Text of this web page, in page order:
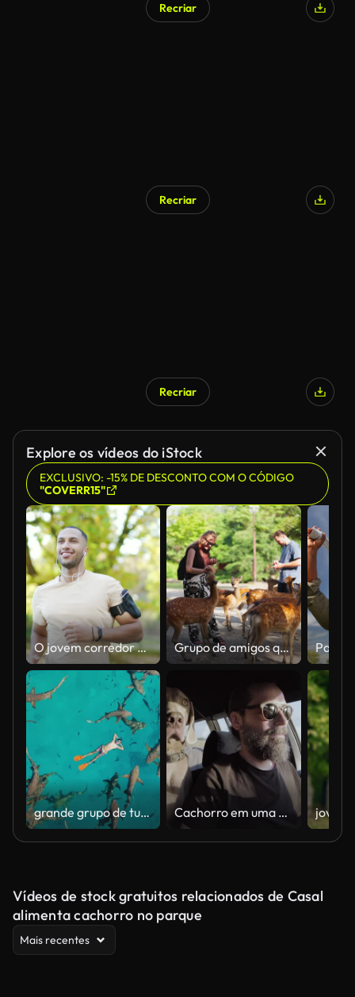
Recriar
Recriar
Recriar
Explore os vídeos do iStock
EXCLUSIVO: -15% DE DESCONTO COM O CÓDIGO
"COVERR15"
O jovem corredor de corrida mista com fones de ouvido e um smartphone correndo em um parque urbano da cidade. Grupo de amigos que visitam o Nara-Park e alimentam veados com veados senbei na cidade de Nara, Japão
grande grupo de tubarões nadando em torno de um homem flutuando no oceano Maldivas Cachorro em uma viagem. Sentado em um carro com o dono
Vídeos de stock gratuitos relacionados de Casal
alimenta cachorro no parque
Mais recentes